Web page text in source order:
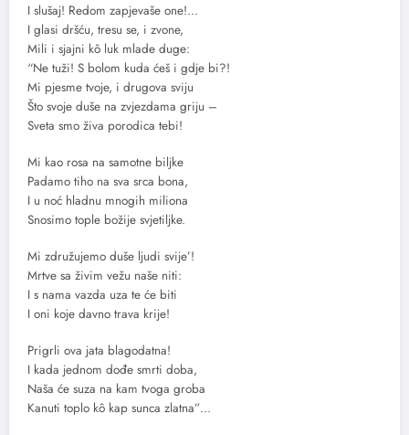
I slušaj! Redom zapjevaše one!…
I glasi dršću, tresu se, i zvone,
Mili i sjajni kô luk mlade duge:
“Ne tuži! S bolom kuda ćeš i gdje bi?!
Mi pjesme tvoje, i drugova sviju
Što svoje duše na zvjezdama griju –
Sveta smo živa porodica tebi!
Mi kao rosa na samotne biljke
Padamo tiho na sva srca bona,
I u noć hladnu mnogih miliona
Snosimo tople božije svjetiljke.
Mi združujemo duše ljudi svije’!
Mrtve sa živim vežu naše niti:
I s nama vazda uza te će biti
I oni koje davno trava krije!
Prigrli ova jata blagodatna!
I kada jednom dođe smrti doba,
Naša će suza na kam tvoga groba
Kanuti toplo kô kap sunca zlatna”…